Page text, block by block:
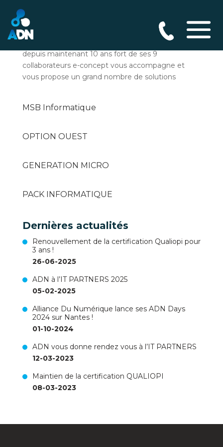
E-CONCEPT
E-concept informatique est installé à Alençon
depuis maintenant 10 ans fort de ses 9
collaborateurs e-concept vous accompagne et
vous propose un grand nombre de solutions
MSB Informatique
OPTION OUEST
GENERATION MICRO
PACK INFORMATIQUE
Dernières actualités
Renouvellement de la certification Qualiopi pour
3 ans !
26-06-2025
ADN à l’IT PARTNERS 2025
05-02-2025
Alliance Du Numérique lance ses ADN Days
2024 sur Nantes !
01-10-2024
ADN vous donne rendez vous à l’IT PARTNERS
12-03-2023
Maintien de la certification QUALIOPI
08-03-2023